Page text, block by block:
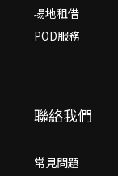
場地租借
POD服務
聯絡我們
常見問題